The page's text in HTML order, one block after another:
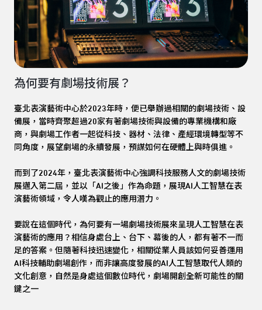
為何要有劇場技術展？
臺北表演藝術中心於2023年時，便已舉辦過相關的劇場技術、設
備展，當時齊聚超過20家有著劇場技術與設備的專業機構和廠
商，與劇場工作者一起從科技、器材、法律、產經環境轉型等不
同角度，展望劇場的永續發展，預謀如何在硬體上與時俱進。
而到了2024年，臺北表演藝術中心強調科技服務人文的劇場技術
展邁入第二屆，並以「AI之後」作為命題，展現AI人工智慧在表
演藝術領域，令人嘆為觀止的應用潛力。
要說在這個時代，為何要有一場劇場技術展來呈現人工智慧在表
演藝術的應用？相信身處台上、台下、幕後的人，都有著不一而
足的答案。但隨著科技迅速變化，相關從業人員該如何妥善運用
AI科技輔助劇場創作，而非讓高度發展的AI人工智慧取代人類的
文化創意，自然是身處這個數位時代，劇場開創全新可能性的關
鍵之一